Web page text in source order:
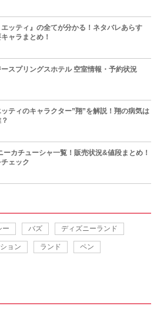
エッティ』の全てが分かる！ネタバレあらす
ャラまとめ！
ースプリングスホテル 空室情報・予約状況
ティのキャラクター”翔”を解説！翔の病気は
ーカチューシャ一覧！販売状況&値段まとめ！
ェック
ー バズ ディズニーランド
ョン ランド ペン